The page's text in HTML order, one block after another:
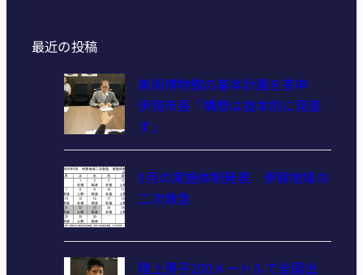
最近の投稿
美術博物館の基本計画を答申
伊賀市長「構想は抜本的に見直
す」
9月の実施体制発表 伊賀地域の
二次救急
陸上男子200メートルで全国出